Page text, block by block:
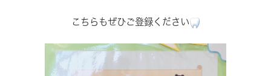
こちらもぜひご登録ください